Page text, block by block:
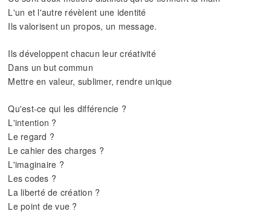
L'un et l'autre révèlent une identité
Ils valorisent un propos, un message.
Ils développent chacun leur créativité
Dans un but commun
Mettre en valeur, sublimer, rendre unique
Qu'est-ce qui les différencie ?
L'intention ?
Le regard ?
Le cahier des charges ?
L'imaginaire ?
Les codes ?
La liberté de création ?
Le point de vue ?